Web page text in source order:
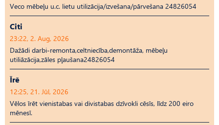
Veco mēbeļu u.c. lietu utilizācija/izvešana/pārvešana 24826054
Citi
23:22, 2. Aug, 2026
Dažādi darbi-remonta,celtniecība,demontāža, mēbeļu
utiliāzācija,zāles pļaušana24826054
Īrē
12:25, 21. Jūl, 2026
Vēlos īrēt vienistabas vai divistabas dzīvokli cēsīs, līdz 200 eiro
mēnesī.